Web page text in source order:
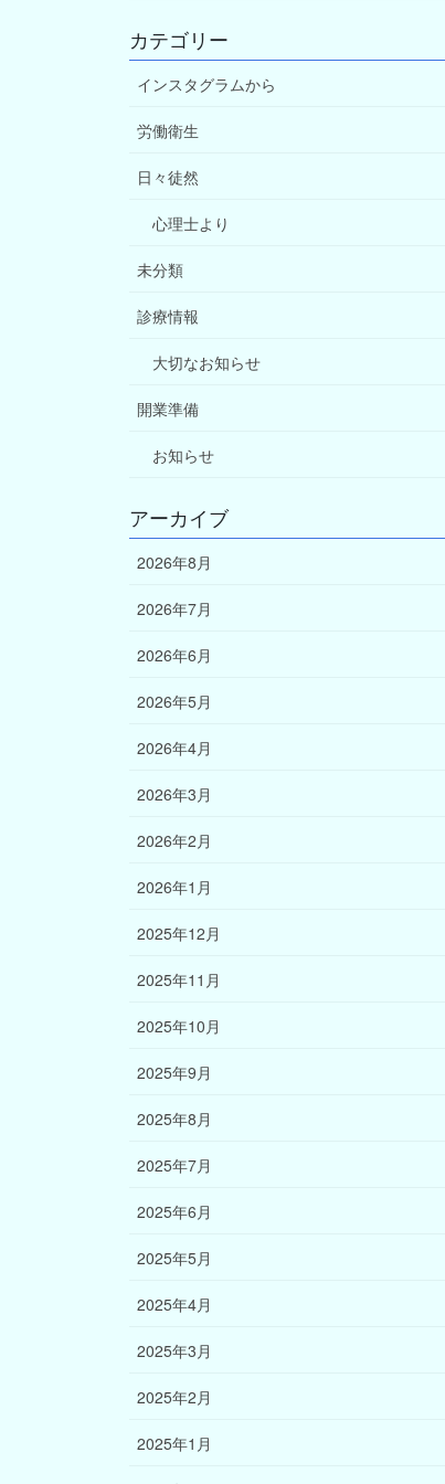
カテゴリー
インスタグラムから
労働衛生
日々徒然
心理士より
未分類
診療情報
大切なお知らせ
開業準備
お知らせ
アーカイブ
2026年8月
2026年7月
2026年6月
2026年5月
2026年4月
2026年3月
2026年2月
2026年1月
2025年12月
2025年11月
2025年10月
2025年9月
2025年8月
2025年7月
2025年6月
2025年5月
2025年4月
2025年3月
2025年2月
2025年1月